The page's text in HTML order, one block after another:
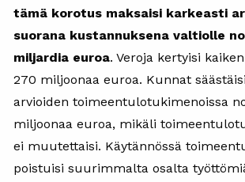
tämä korotus maksaisi karkeasti
suorana kustannuksena valtiolle
miljardia euroa. Veroja kertyisi
270 miljoonaa euroa. Kunnat
arvioiden toimeentulotukimenoissa
miljoonaa euroa, mikäli
ei muutettaisi. Käytännössä
poistuisi suurimmalta osalta